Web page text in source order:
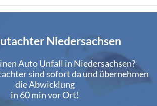
Niedersachsen
Auto Unfall in Niedersachsen?
sind sofort da und übernehmen
die Abwicklung
in 60 min vor Ort!